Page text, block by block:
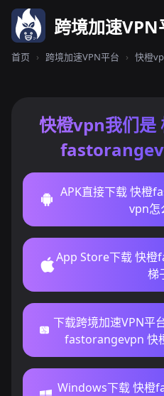
跨境加速VPN
首页 › 跨境加速VPN平台 › 快橙
快橙vpn我们是
APK直接下载 快橙
vpn怎
App Store下载 快
梯
下载跨境加速VPN平
fastorangevpn 快
Windows下载 快橙